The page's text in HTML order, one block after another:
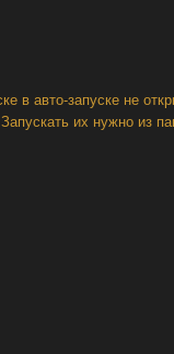
в авто-запуске не
их нужно из